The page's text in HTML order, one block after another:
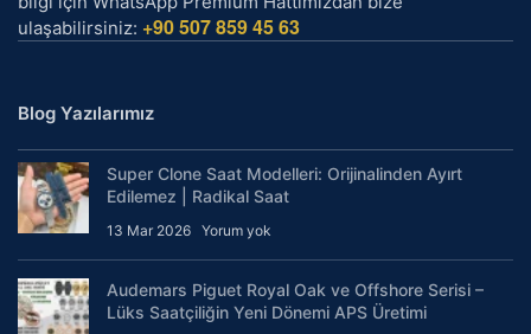
ulaşabilirsiniz: +90 507 859 45 63
Blog Yazılarımız
Super Clone Saat Modelleri: Orijinalinden Ayırt
Edilemez | Radikal Saat
13 Mar 2026 Yorum yok
Audemars Piguet Royal Oak ve Offshore Serisi –
Lüks Saatçiliğin Yeni Dönemi APS Üretimi